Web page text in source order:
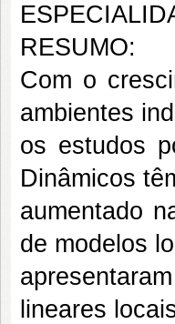
RESUMO:
Com o
ambientes
os estudos
Dinâmicos
aumentado
de modelos
lineares